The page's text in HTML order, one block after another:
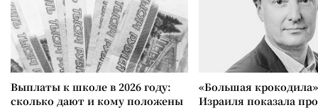
Выплаты к школе в 2026 году:
сколько дают и кому положены
«Большая
Израиля показала